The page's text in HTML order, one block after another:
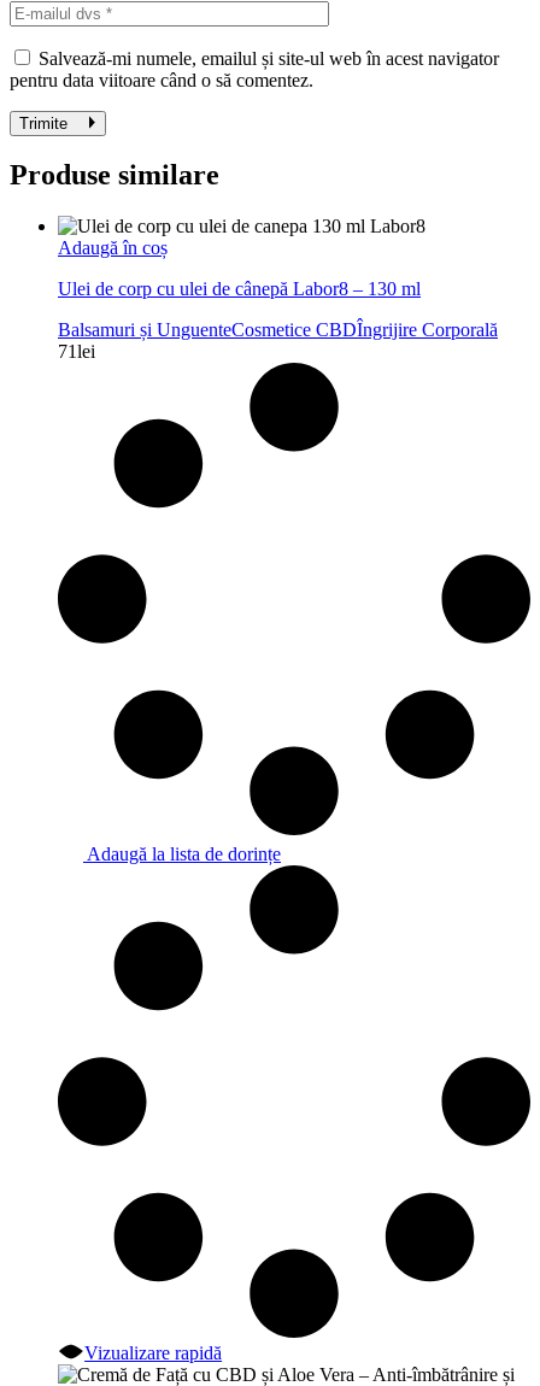
Salvează-mi numele, emailul și site-ul web în acest navigator
pentru data viitoare când o să comentez.
Trimite
Produse similare
Adaugă în coș
Ulei de corp cu ulei de cânepă Labor8 – 130 ml
Balsamuri și UnguenteCosmetice CBDÎngrijire Corporală
71lei
Adaugă la lista de dorințe
Vizualizare rapidă